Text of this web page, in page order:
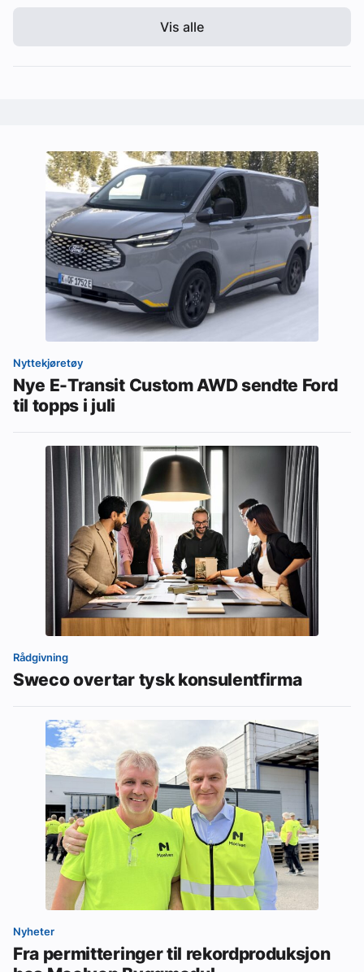
Vis alle
Nyttekjøretøy
Nye E-Transit Custom AWD sendte Ford
til topps i juli
Rådgivning
Sweco overtar tysk konsulentfirma
Nyheter
Fra permitteringer til rekordproduksjon